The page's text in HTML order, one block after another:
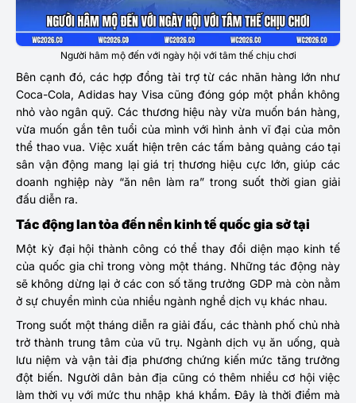
Người hâm mộ đến với ngày hội với tâm thế chịu chơi
Bên cạnh đó, các hợp đồng tài trợ từ các nhãn hàng lớn như
Coca-Cola, Adidas hay Visa cũng đóng góp một phần không
nhỏ vào ngân quỹ. Các thương hiệu này vừa muốn bán hàng,
vừa muốn gắn tên tuổi của mình với hình ảnh vĩ đại của môn
thể thao vua. Việc xuất hiện trên các tấm bảng quảng cáo tại
sân vận động mang lại giá trị thương hiệu cực lớn, giúp các
doanh nghiệp này “ăn nên làm ra” trong suốt thời gian giải
đấu diễn ra.
Tác động lan tỏa đến nền kinh tế quốc gia sở tại
Một kỳ đại hội thành công có thể thay đổi diện mạo kinh tế
của quốc gia chỉ trong vòng một tháng. Những tác động này
sẽ không dừng lại ở các con số tăng trưởng GDP mà còn nằm
ở sự chuyển mình của nhiều ngành nghề dịch vụ khác nhau.
Trong suốt một tháng diễn ra giải đấu, các thành phố chủ nhà
trở thành trung tâm của vũ trụ. Ngành dịch vụ ăn uống, quà
lưu niệm và vận tải địa phương chứng kiến mức tăng trưởng
đột biến. Người dân bản địa cũng có thêm nhiều cơ hội việc
làm thời vụ với mức thu nhập khá khẩm. Đây là thời điểm mà